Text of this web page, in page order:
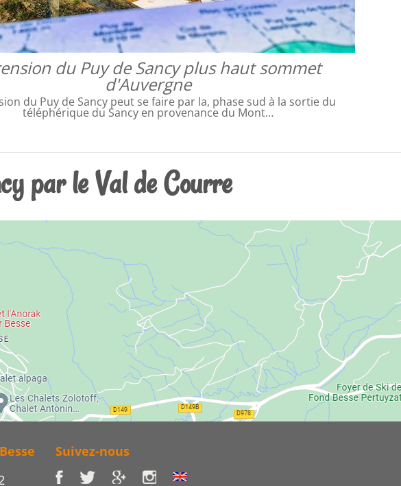
du Puy de Sancy plus haut sommet
d'Auvergne
du Puy de Sancy peut se faire par la, phase sud à la sortie du
téléphérique du Sancy en provenance du Mont…
par le Val de Courre
Suivez-nous